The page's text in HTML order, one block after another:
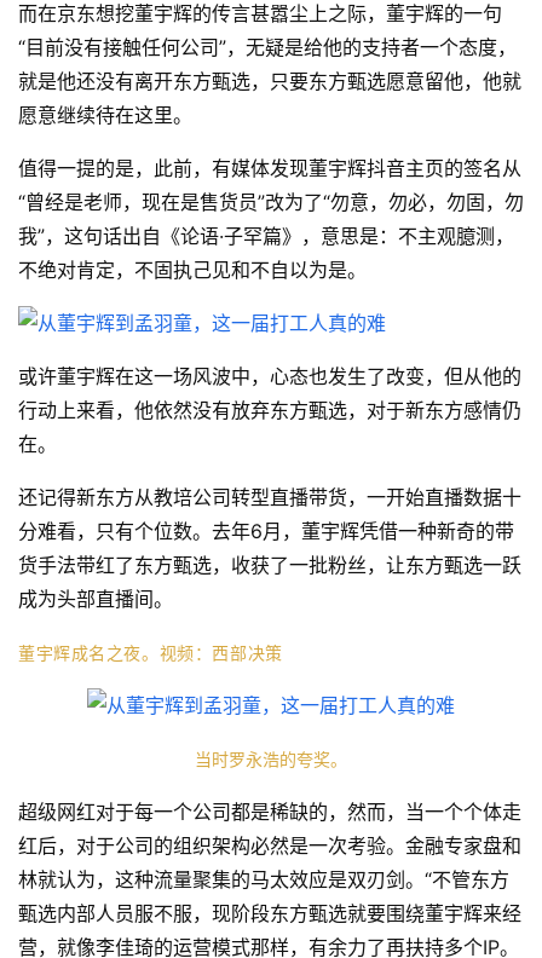
而在京东想挖董宇辉的传言甚嚣尘上之际，董宇辉的一句
“目前没有接触任何公司”，无疑是给他的支持者一个态度，
就是他还没有离开东方甄选，只要东方甄选愿意留他，他就
愿意继续待在这里。
值得一提的是，此前，有媒体发现董宇辉抖音主页的签名从
“曾经是老师，现在是售货员”改为了“勿意，勿必，勿固，勿
我”，这句话出自《论语·子罕篇》，意思是：不主观臆测，
不绝对肯定，不固执己见和不自以为是。
或许董宇辉在这一场风波中，心态也发生了改变，但从他的
行动上来看，他依然没有放弃东方甄选，对于新东方感情仍
在。
还记得新东方从教培公司转型直播带货，一开始直播数据十
分难看，只有个位数。去年6月，董宇辉凭借一种新奇的带
货手法带红了东方甄选，收获了一批粉丝，让东方甄选一跃
成为头部直播间。
董宇辉成名之夜。 视频：西部决策
当时罗永浩的夸奖。
超级网红对于每一个公司都是稀缺的，然而，当一个个体走
红后，对于公司的组织架构必然是一次考验。金融专家盘和
林就认为，这种流量聚集的马太效应是双刃剑。“不管东方
甄选内部人员服不服，现阶段东方甄选就要围绕董宇辉来经
营，就像李佳琦的运营模式那样，有余力了再扶持多个IP。